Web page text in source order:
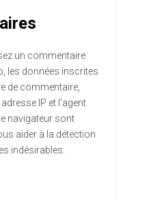
un commentaire
les données inscrites
de commentaire,
IP et l’agent
navigateur sont
aider à la détection
indésirables.